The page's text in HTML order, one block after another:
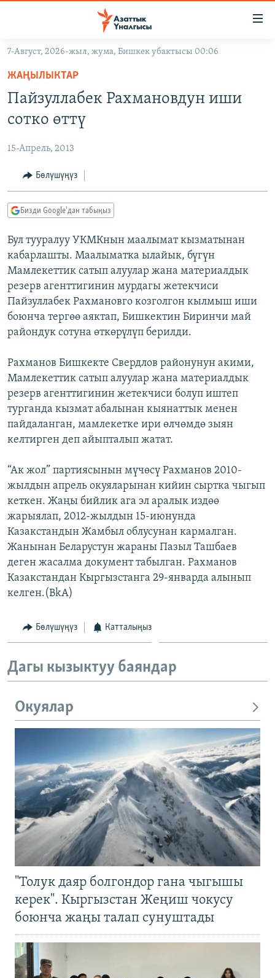
Навигацияга
өтүңүз
Издөөгө
салыңызКЫРГЫЗСТАН
ЭКОНОМИКА
МАДАНИЯТ
ДҮЙНӨ
БОРБОР АЗИЯ
АТАЙЫН ИЛИКТӨӨ
ТВ ПРОГРАММАЛАР
ЭКСПЕРТТЕР ТАЛДАЙТ
БИЗ ЖАНА ДҮЙНӨ
ДАНИСТЕ
ЭЖЕ-СИҢДИЛЕР
АЗАТТЫК+
ЫҢГАЙСЫЗ СУРООЛОР
ӨЗГӨЧӨ ПИКИР
Русский
ОНЛАЙН ШЕРИНЕ
ЭЕ/АРнун бардык сайттары
7-Август, 2026-жыл, жума, Бишкек убактысы 00:06
ЖАҢЫЛЫКТАР
Пайзуллабек Рахмановдун иши
сотко өттү
15-Апрель, 2013
Бөлүшүңүз
Бизди Google'дан табыңыз
Бул тууралуу УКМКнын маалымат кызматынан
кабарлашты. Маалыматка ылайык, бүгүн
Мамлекеттик сатып алуулар жана материалдык
резерв агенттигинин мурдагы жетекчиси
Пайзуллабек Рахмановго козголгон кылмыш иши
боюнча тергөө аяктап, Бишкектин Биринчи май
райондук сотуна өткөрүлүп берилди.
Рахманов Бишкекте Свердлов районунун акими,
Мамлекеттик сатып алуулар жана материалдык
резерв агенттигинин жетекчиси болуп иштеп
турганда кызмат абалынан кыянаттык менен
пайдаланган, мамлекетке ири өлчөмдө зыян
келтирген деп айыпталып жатат.
“Ак жол” партиясынын мүчөсү Рахманов 2010-
жылдын апрель окуяларынан кийин сыртка чыгып
кеткен. Жаңы бийлик ага эл аралык издөө
жарыялап, 2012-жылдын 15-июнунда
Казакстандын Жамбыл облусунан кармалган.
Жанынан Беларустун жараны Пазыл Ташбаев
деген жасалма документ табылган. Рахманов
Казакстандан Кыргызстанга 29-январда алынып
келген.(BkA)
Бөлүшүңүз Катталыңыз
Дагы кызыктуу баяндар
Окуялар
"Толук даяр болгондор гана чыгышы
керек". Кыргызстан Жеңиш чокусу
боюнча жаңы талап сунуштады